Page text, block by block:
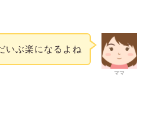
ママ
いぶ楽になるよね